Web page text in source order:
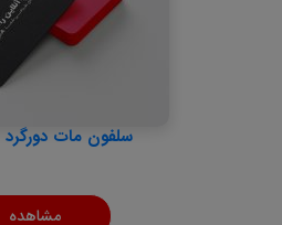
سلفون مات دورگرد
مشاهده